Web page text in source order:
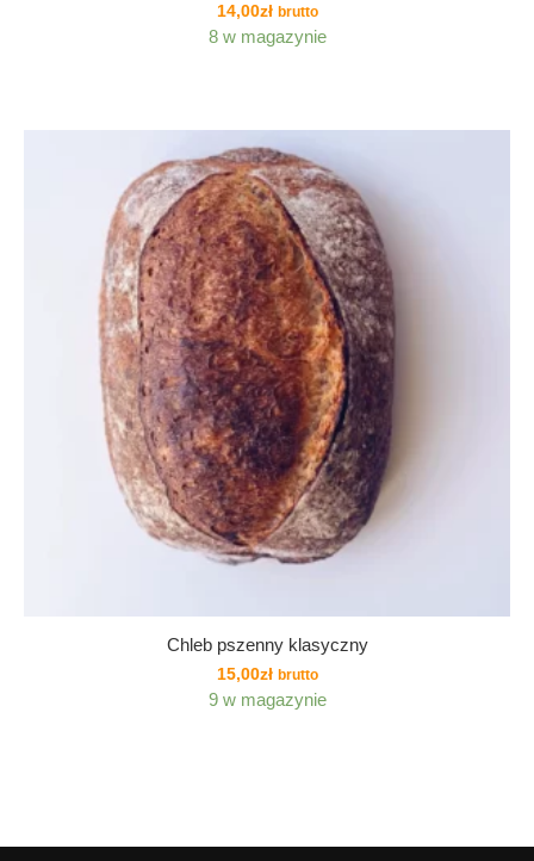
14,00zł brutto
8 w magazynie
Chleb pszenny klasyczny
15,00zł brutto
9 w magazynie